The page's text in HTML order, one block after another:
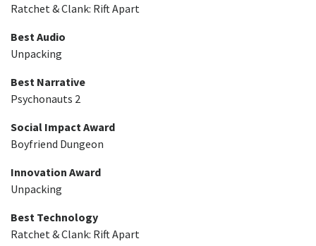
Ratchet & Clank: Rift Apart
Best Audio
Unpacking
Best Narrative
Psychonauts 2
Social Impact Award
Boyfriend Dungeon
Innovation Award
Unpacking
Best Technology
Ratchet & Clank: Rift Apart